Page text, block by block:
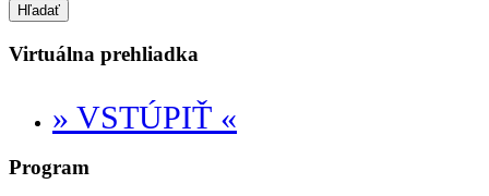
Hľadať
Virtuálna prehliadka
» VSTÚPIŤ «
Program